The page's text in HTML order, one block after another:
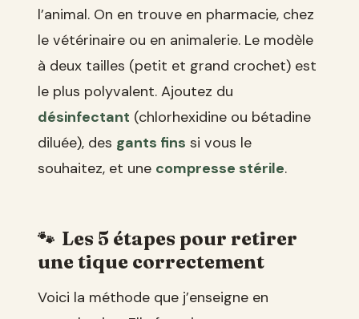
l’animal. On en trouve en pharmacie, chez
le vétérinaire ou en animalerie. Le modèle
à deux tailles (petit et grand crochet) est
le plus polyvalent. Ajoutez du
désinfectant (chlorhexidine ou bétadine
diluée), des gants fins si vous le
souhaitez, et une compresse stérile.
Les 5 étapes pour retirer
une tique correctement
Voici la méthode que j’enseigne en